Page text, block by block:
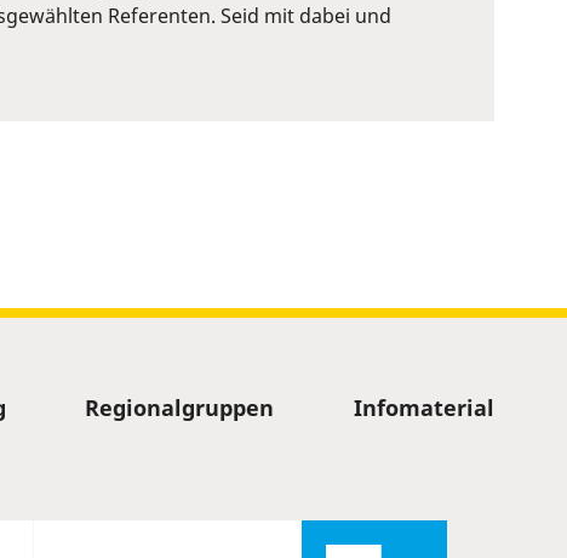
Referenten. Seid mit dabei und
Regionalgruppen Infomaterial